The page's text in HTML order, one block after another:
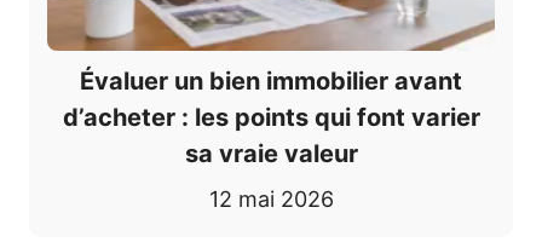
Évaluer un bien immobilier avant
d’acheter : les points qui font varier
sa vraie valeur
12 mai 2026